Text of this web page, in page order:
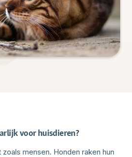
voor huisdieren?
mensen. Honden raken hun